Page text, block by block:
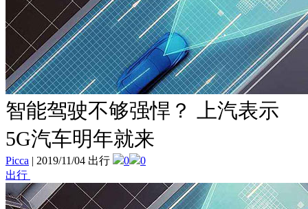
智能驾驶不够强悍？ 上汽表示
5G汽车明年就来
Picca | 2019/11/04 出行 0
0
出行